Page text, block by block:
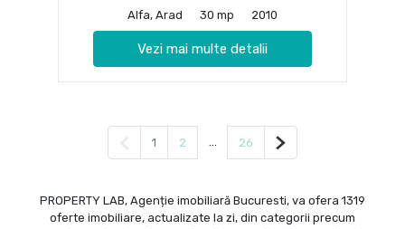
Alfa, Arad 30 mp 2010
Vezi mai multe detalii
Pagina anterioară
1 2 26 Pagina următoare
PROPERTY LAB, Agenție imobiliară Bucuresti, va ofera 1319
oferte imobiliare, actualizate la zi, din categorii precum